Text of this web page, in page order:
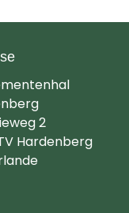
2
Hardenberg